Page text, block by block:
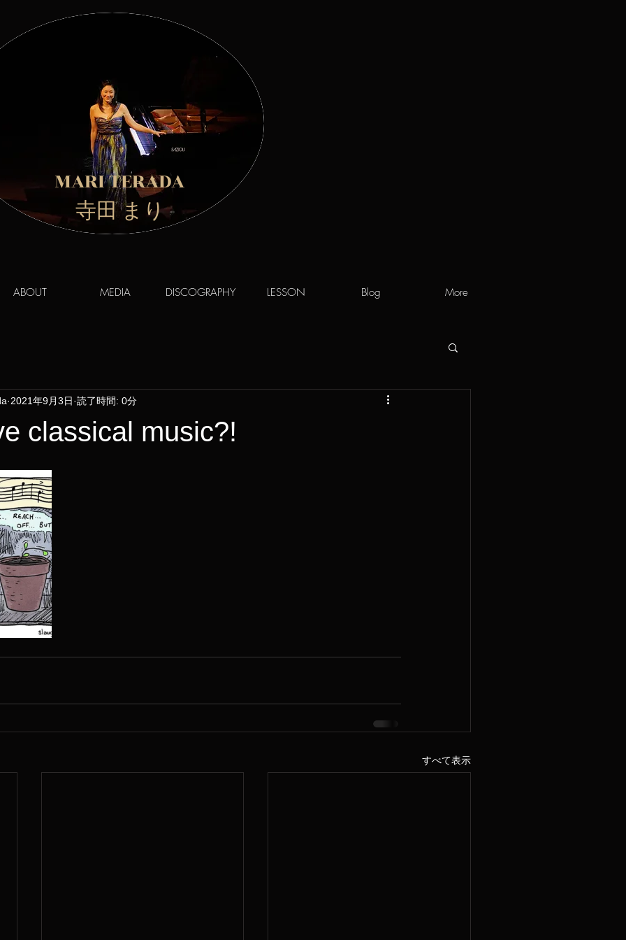
MARI TERADA
​ 寺田 まり
ABOUT MEDIA DISCOGRAPHY LESSON Blog More
classical music?!
2021年9月3日 読了時間: 0分
すべて表示